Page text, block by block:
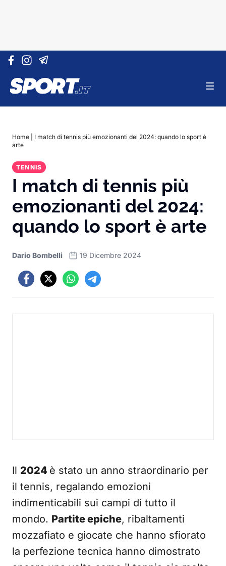
Vai al contenuto
Home
I match di tennis più emozionanti del 2024: quando lo sport è
arte
TENNIS
I match di tennis più
emozionanti del 2024:
quando lo sport è arte
Dario Bombelli 19 Dicembre 2024
Il 2024 è stato un anno straordinario per
il tennis, regalando emozioni
indimenticabili sui campi di tutto il
mondo. Partite epiche, ribaltamenti
mozzafiato e giocate che hanno sfiorato
la perfezione tecnica hanno dimostrato